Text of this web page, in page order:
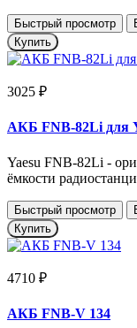
Быстрый просмотр
Купить
3025 ₽
АКБ FNB-82Li для
Yaesu FNB-82Li -
ёмкости
Быстрый просмотр
Купить
4710 ₽
АКБ FNB-V 134